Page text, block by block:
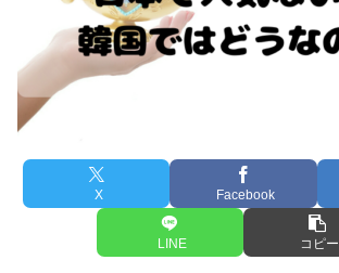
X Facebook
LINE コピー